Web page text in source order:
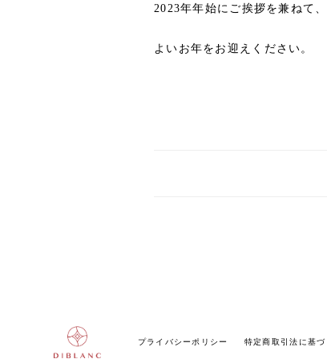
2023年年始にご挨拶を兼ねて
よいお年をお迎えください。
プライバシーポリシー 特定商取引法に基づ